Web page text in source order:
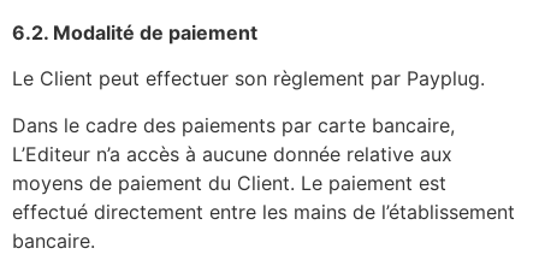
6.2. Modalité de paiement
Le Client peut effectuer son règlement par Payplug.
Dans le cadre des paiements par carte bancaire,
L’Editeur n’a accès à aucune donnée relative aux
moyens de paiement du Client. Le paiement est
effectué directement entre les mains de l’établissement
bancaire.